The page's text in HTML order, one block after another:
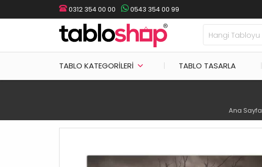
0312 354 00 00 0543 354 00 99
TABLO KATEGORILERI TABLO TASARLA
Ana Sayfa